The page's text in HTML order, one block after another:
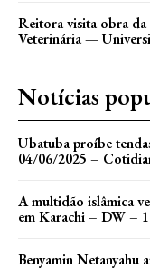
Reitora visita obra da
Veterinária —
Notícias
Ubatuba proíbe
04/06/2025 –
A multidão islâmica
em Karachi – DW –
Benyamin Netanyahu